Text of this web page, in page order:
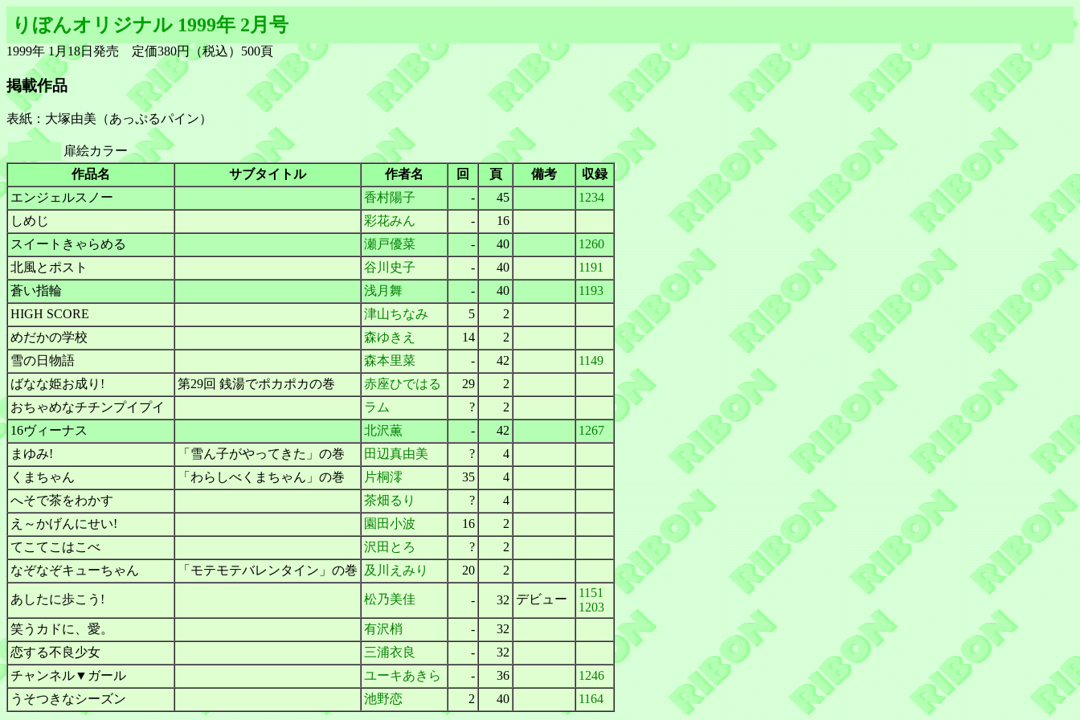
りぼんオリジナル 1999年 2月号
1999年 1月18日発売 定価380円（税込）500頁
掲載作品
表紙：大塚由美（あっぷるパイン）
扉絵カラー
作品名
サブタイトル 作者名 回 頁 備考
収録
エンジェルスノー
香村陽子 - 45
1234
しめじ
彩花みん -
16
スイートきゃらめる
瀬戸優菜 - 40
1260
北風とポスト
谷川史子 - 40
1191
蒼い指輪
浅月舞 - 40
1193
HIGH SCORE
津山ちなみ 5
2
めだかの学校
森ゆきえ 14
2
雪の日物語
森本里菜 - 42
1149
ばなな姫お成り!
第29回 銭湯でポカポカの巻 赤座ひではる 29
2
おちゃめなチチンプイプイ
ラム ?
2
16ヴィーナス
北沢薫 - 42
1267
まゆみ!
「雪ん子がやってきた」の巻 田辺真由美 ?
4
くまちゃん
「わらしべくまちゃん」の巻 片桐澪 35
4
へそで茶をわかす
茶畑るり ?
4
え～かげんにせい!
園田小波 16
2
てこてこはこべ
沢田とろ ?
2
なぞなぞキューちゃん
「モテモテバレンタイン」の巻 及川えみり 20 2
あしたに歩こう! 松乃美佳 - 32 デビュー
1151
1203
笑うカドに、愛。
有沢梢 -
32
恋する不良少女
三浦衣良 -
32
チャンネル▼ガール
ユーキあきら - 36
1246
うそつきなシーズン
池野恋 2 40 1164